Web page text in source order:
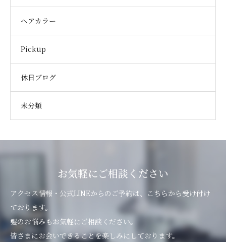
ヘアカラー
Pickup
休日ブログ
未分類
お気軽にご相談ください
アクセス情報・公式LINEからのご予約は、こちらから受け付け
ております。
髪のお悩みもお気軽にご相談ください。
皆さまにお会いできることを楽しみにしております。